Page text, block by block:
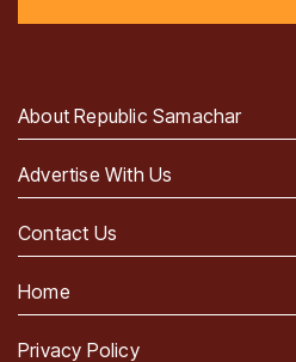
About Republic Samachar
Advertise With Us
Contact Us
Home
Privacy Policy